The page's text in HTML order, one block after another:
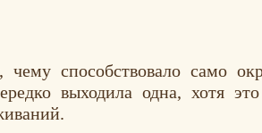
чему способствовало само
выходила одна, хотя это